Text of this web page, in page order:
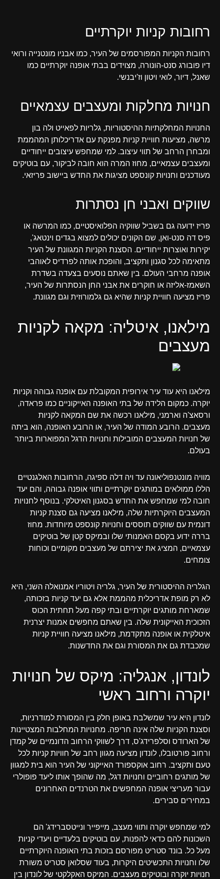
רחובות קניות יוקרתיים
רחובות הקניות המפורסמים של העיר, כמו אבניו מונטנייה ורואי
דיו פובורג סנט-הונורה, מצוידים בבתי אופנה יוקרתיים כמו
שאנל, דיור, לואי ויטון וז'יבנשי.
חנויות מחלקות ומעצבים עצמאיים
החנויות המחלקתיות ההיסטוריות, גלריות לפאייט ולה בון
מרשה, מציעות חוויית קניות מפנקת עם אדריכלותן המהממת
ומבחרן הרחב של תווי עיצוב. למי שמחפש עיצובים ייחודיים
ומעצבים עצמאיים, מחוז המרה הוא חובה לביקור, עם בוטיקים
מעודכנים וחנויות קונספט מציגות את החדש ביישוב פריזאי.
שווקים ואבני חן נסתרות
פריז ידועה גם בשביל שווקיה הפלואיסטיים, כמו המרשה או
פיס דה סנט-ואן, שם הקונים יכולים למצוא בגדים וינטאג',
יקירות ואוצרות ייחודיים. הסצנת הקניות המגוונת של העיר
מתאימה לכל סגנון ותקציב, והופכת אותה לפרדיס לאוהבי
אופנה מרחבי העולם. בין שאתם נוסעים בצעדה בשדרת
השאמז-אליזה או חוקרים את אבני החן הנסתרות של העיר,
פריז מציעה חוויית קניות שהיא גם גלמורוזית וגם מגוונת.
מילאנו, איטליה: מקאה לקניות
מעצבים
מילאנו היא עוד עיר אירופית המקובלת עם אופנה גבוהה וקניות
יוקרה. כמקום הלידה של בתי האופנה האייקוניים כמו פראדה,
ורסאצ'ה וארמני, מילאנו רכשה את שם המקאה לקניות
מעצבים. הרובע המודה של העיר, או הרובע האופנה, הוא ביתה
של חנויות המעצבים המובילות וחנויות הדגל המפוארות ביותר
בעולם.
מוויה מונטנפוליאונה עד ויה דלה ספיגה, הרחובות האלגנטיים
הללו ממולאים במותגים יוקרתיים ותווי אופנה גבוהה, והם יעד
חובה למי שמחפש את החדש בסגנון האיטלקי. בנוסף לחנויות
המעצבים היוקרתיות שלה, מילאנו מציעה גם סצנת קניות
דונמית עם שווקים תוססים וחנויות קונספט מיוחדות. מחוז
בררה ידוע בקסם האמנותי שלו ובמיקס קטן של בוטיקים
עצמאיים, המציג את יצירתם של מעצבים מקומיים וכוחות
צומחים.
הגלריה ההיסטורית של העיר, גלריה ויטוריו אמנואלה השני, היא
לא רק מופת אדריכלית מהממת אלא גם יעד קניות בזכותה,
שמארחת מותגים יוקרתיים ובתי קפה מעל תחתית הכוס
הזכוכית האייקונית שלה. בין שאתם מחפשים אמנות יצרנית
איטלקית או אופנה מתקדמת, מילאנו מציעה חוויית קניות
שמכבדת גם את המסורת וגם את החדשנות.
לונדון, אנגליה: מיקס של חנויות
יוקרה ורחוב ראשי
לונדון היא עיר שמשלבת באופן חלק בין המסורת למודרניות,
וסצנת הקניות שלה אינה חריפה. מחנויות המחלבות המצטיינות
של הארודס וסלפרידג'ס, דרך לשווקי הרחוב הדונמיים של קמדן
ורחוב פורטובלו, לונדון מציעה מגוון רחב של חוויות קניות לכל
טעם ותקציב. רחוב אוקספורד האייקוני של העיר הוא בית למגוון
של מותגים רחוביים וחנויות דגל, מה שהופך אותו ליעד פופולרי
עבור מעריצי אופנה המחפשים את הטרנדים האחרונים
במחירים סבירים.
למי שמחפש יוקרה ותווי מעצב, מייפייר ונייטסברידג' הם
השכונות להם כדאי להפנות, עם בוטיקים בלעדיים ויעדי קניות
מעל כל. בונד סטריט מפורסם בזכות בתי האופנה היוקרתיים
שלו וחנויות התכשיטים היקרות, בעוד שסלואן סטריט משורת
חנויות יוקרה ובוטיקים מעצבים. המיקס האקלקטי של לונדון בין